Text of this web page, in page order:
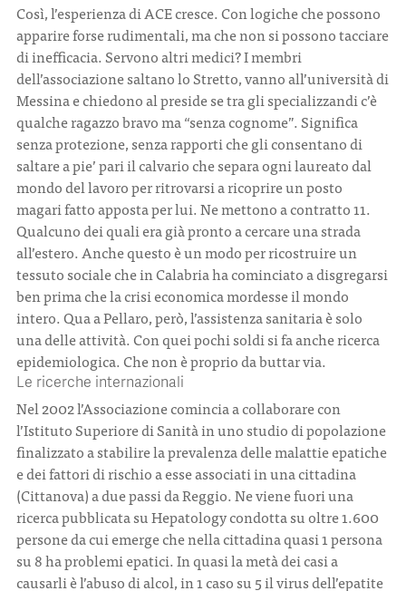
Così, l’esperienza di ACE cresce. Con logiche che possono
apparire forse rudimentali, ma che non si possono tacciare
di inefficacia. Servono altri medici? I membri
dell’associazione saltano lo Stretto, vanno all’università di
Messina e chiedono al preside se tra gli specializzandi c’è
qualche ragazzo bravo ma “senza cognome”. Significa
senza protezione, senza rapporti che gli consentano di
saltare a pie’ pari il calvario che separa ogni laureato dal
mondo del lavoro per ritrovarsi a ricoprire un posto
magari fatto apposta per lui. Ne mettono a contratto 11.
Qualcuno dei quali era già pronto a cercare una strada
all’estero. Anche questo è un modo per ricostruire un
tessuto sociale che in Calabria ha cominciato a disgregarsi
ben prima che la crisi economica mordesse il mondo
intero. Qua a Pellaro, però, l’assistenza sanitaria è solo
una delle attività. Con quei pochi soldi si fa anche ricerca
epidemiologica. Che non è proprio da buttar via.
Le ricerche internazionali
Nel 2002 l’Associazione comincia a collaborare con
l’Istituto Superiore di Sanità in uno studio di popolazione
finalizzato a stabilire la prevalenza delle malattie epatiche
e dei fattori di rischio a esse associati in una cittadina
(Cittanova) a due passi da Reggio. Ne viene fuori una
ricerca pubblicata su Hepatology condotta su oltre 1.600
persone da cui emerge che nella cittadina quasi 1 persona
su 8 ha problemi epatici. In quasi la metà dei casi a
causarli è l’abuso di alcol, in 1 caso su 5 il virus dell’epatite